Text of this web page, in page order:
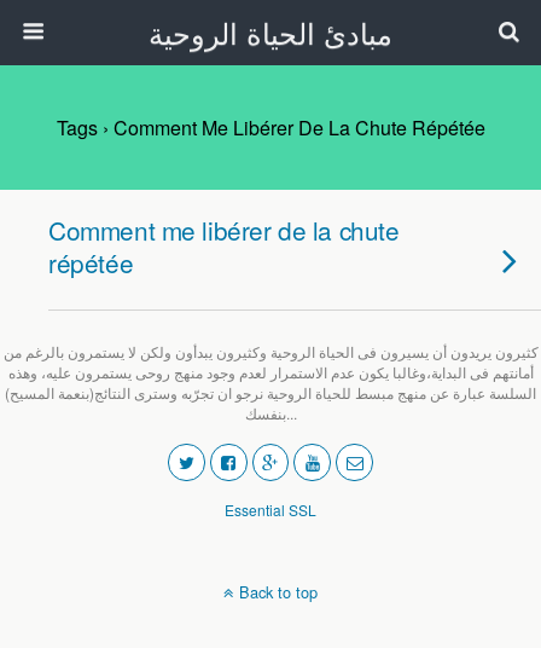
مبادئ الحياة الروحية
Tags › Comment Me Libérer De La Chute Répétée
Comment me libérer de la chute
répétée
كثيرون يريدون أن يسيرون فى الحياة الروحية وكثيرون يبدأون ولكن لا يستمرون بالرغم من
أمانتهم فى البداية،وغالبا يكون عدم الاستمرار لعدم وجود منهج روحى يستمرون عليه، وهذه
السلسة عبارة عن منهج مبسط للحياة الروحية نرجو ان تجرّبه وسترى النتائج(بنعمة المسيح)
بنفسك...
Essential SSL
Back to top